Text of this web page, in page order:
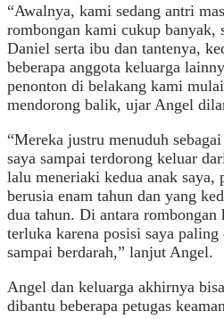
“Awalnya, kami sedang antri
rombongan kami cukup banyak,
Daniel serta ibu dan tantenya,
beberapa anggota keluarga
penonton di belakang kami
mendorong balik, ujar Angel
“Mereka justru menuduh
saya sampai terdorong keluar
lalu meneriaki kedua anak saya,
berusia enam tahun dan yang
dua tahun. Di antara
terluka karena posisi saya paling
sampai berdarah,” lanjut Angel.
Angel dan keluarga akhirnya
dibantu beberapa petugas